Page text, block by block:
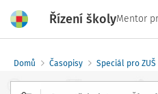
Řízení školyMentor
Domů Časopisy Speciál pro ZUŠ